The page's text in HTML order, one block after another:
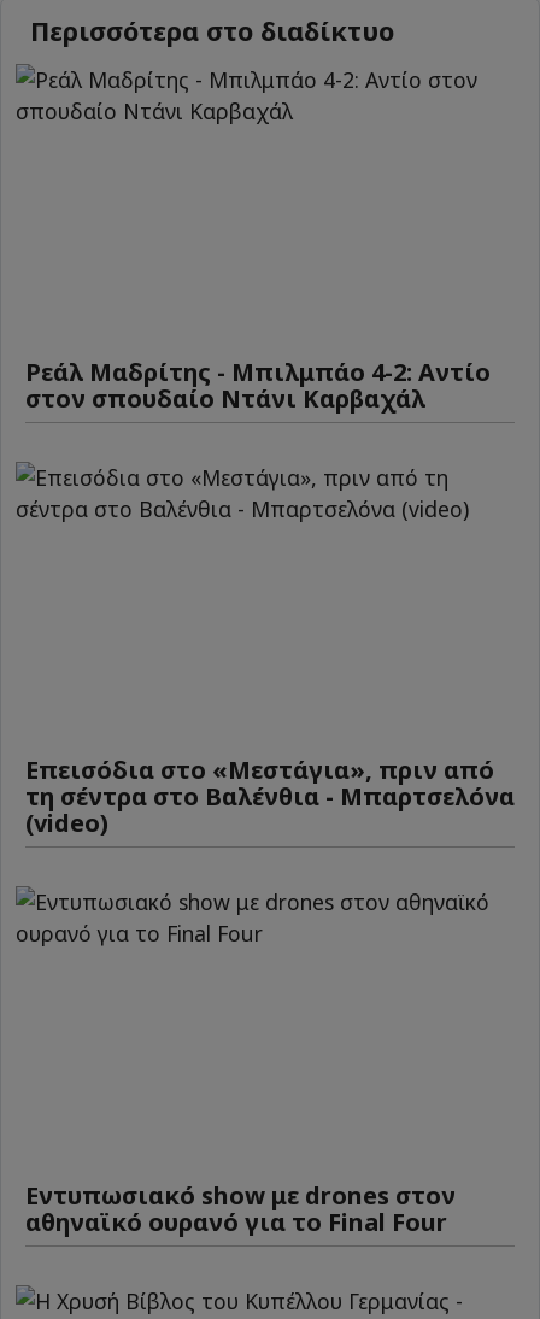
Περισσότερα στο διαδίκτυο
Ρεάλ Μαδρίτης - Μπιλμπάο 4-2: Αντίο
στον σπουδαίο Ντάνι Καρβαχάλ
Επεισόδια στο «Μεστάγια», πριν από
τη σέντρα στο Βαλένθια - Μπαρτσελόνα
(video)
Εντυπωσιακό show με drones στον
αθηναϊκό ουρανό για το Final Four